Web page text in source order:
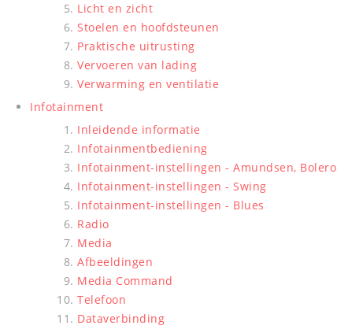
Licht en zicht
Stoelen en hoofdsteunen
Praktische uitrusting
Vervoeren van lading
Verwarming en ventilatie
Infotainment
Inleidende informatie
Infotainmentbediening
Infotainment-instellingen - Amundsen, Bolero
Infotainment-instellingen - Swing
Infotainment-instellingen - Blues
Radio
Media
Afbeeldingen
Media Command
Telefoon
Dataverbinding